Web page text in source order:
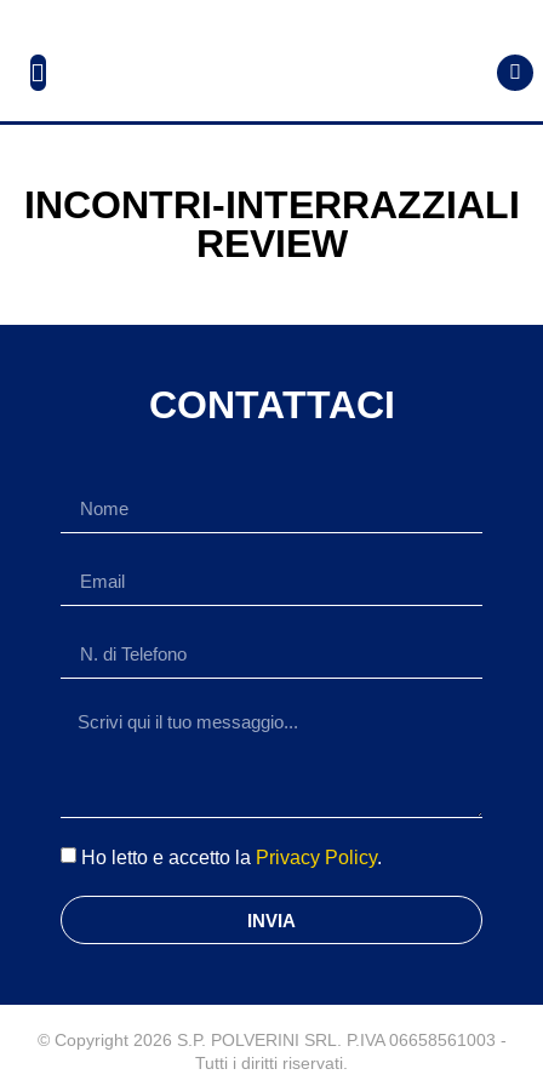
INCONTRI-INTERRAZZIALI
REVIEW
CONTATTACI
Ho letto e accetto la Privacy Policy.
INVIA
© Copyright 2026 S.P. POLVERINI SRL. P.IVA 06658561003 -
Tutti i diritti riservati.